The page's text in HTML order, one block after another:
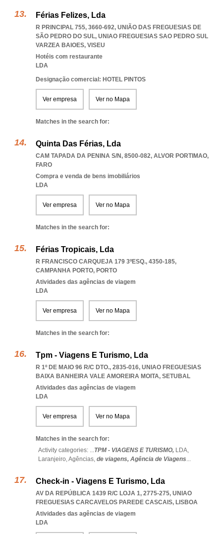
Férias Felizes, Lda
R PRINCIPAL 755, 3660-692, UNIÃO DAS FREGUESIAS DE
SÃO PEDRO DO SUL, UNIAO FREGUESIAS SAO PEDRO SUL
VARZEA BAIOES, VISEU
Hotéis com restaurante
LDA
Designação comercial: HOTEL PINTOS
Ver empresa Ver no Mapa
Matches in the search for:
Quinta Das Férias, Lda
CAM TAPADA DA PENINA S/N, 8500-082, ALVOR PORTIMAO,
FARO
Compra e venda de bens imobiliários
LDA
Ver empresa Ver no Mapa
Matches in the search for:
Férias Tropicais, Lda
R FRANCISCO CARQUEJA 179 3ºESQ., 4350-185,
CAMPANHA PORTO, PORTO
Atividades das agências de viagem
LDA
Ver empresa Ver no Mapa
Matches in the search for:
Tpm - Viagens E Turismo, Lda
R 1º DE MAIO 96 R/C DTO., 2835-016, UNIAO FREGUESIAS
BAIXA BANHEIRA VALE AMOREIRA MOITA, SETUBAL
Atividades das agências de viagem
LDA
Ver empresa Ver no Mapa
Matches in the search for:
Activity categories: ...TPM - VIAGENS E TURISMO, LDA,
Laranjeiro,Agências, de viagens, Agência de Viagens...
Check-in - Viagens E Turismo, Lda
AV DA REPÚBLICA 1439 R/C LOJA 1, 2775-275, UNIAO
FREGUESIAS CARCAVELOS PAREDE CASCAIS, LISBOA
Atividades das agências de viagem
LDA